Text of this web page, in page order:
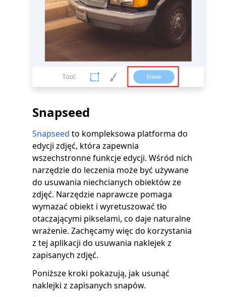
Snapseed
Snapseed to kompleksowa platforma do
edycji zdjęć, która zapewnia
wszechstronne funkcje edycji. Wśród nich
narzędzie do leczenia może być używane
do usuwania niechcianych obiektów ze
zdjęć. Narzędzie naprawcze pomaga
wymazać obiekt i wyretuszować tło
otaczającymi pikselami, co daje naturalne
wrażenie. Zachęcamy więc do korzystania
z tej aplikacji do usuwania naklejek z
zapisanych zdjęć.
Poniższe kroki pokazują, jak usunąć
naklejki z zapisanych snapów.